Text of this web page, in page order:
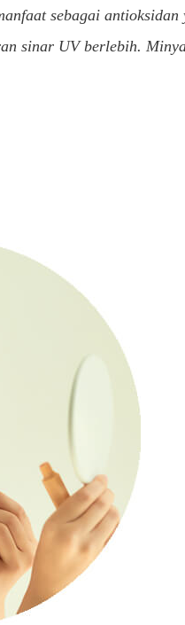
sebagai
sinar UV berlebih.